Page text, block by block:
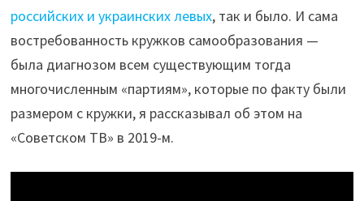
российских и украинских левых, так и было. И сама
востребованность кружков самообразования —
была диагнозом всем существующим тогда
многочисленным «партиям», которые по факту были
размером с кружки, я рассказывал об этом на
«Советском ТВ» в 2019-м.